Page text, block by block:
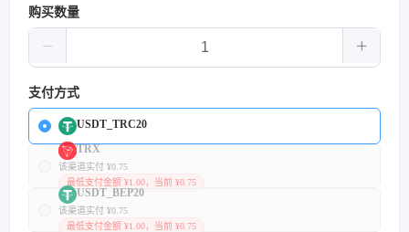
购买数量
支付方式
USDT_TRC20
TRX
该渠道实付 ¥0.75
最低支付金额 ¥1.00，当前 ¥0.75
USDT_BEP20
该渠道实付 ¥0.75
最低支付金额 ¥1.00，当前 ¥0.75